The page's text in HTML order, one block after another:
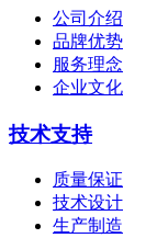
公司介绍
品牌优势
服务理念
企业文化
技术支持
质量保证
技术设计
生产制造